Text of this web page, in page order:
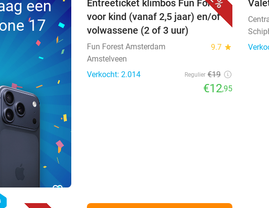
een
17
Entreeticket klimbos Fun Forest
voor kind (vanaf 2,5 jaar) en/of
volwassene (2 of 3 uur)
Fun Forest Amsterdam 9.7 star
Amstelveen
Verkocht: 2.014
Regulier €19
€12,95
favorite_border